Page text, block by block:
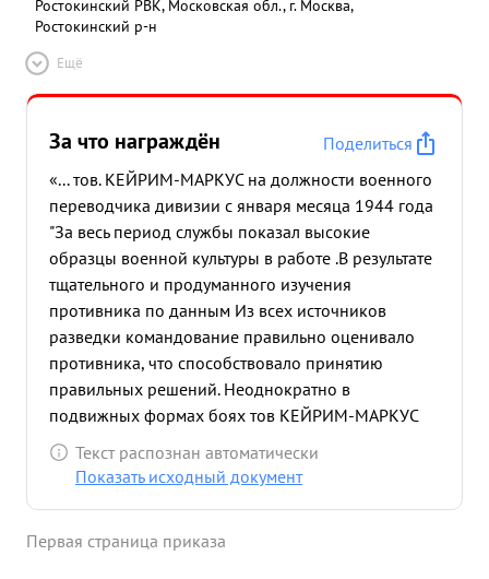
Ростокинский РВК, Московская обл., г. Москва,
Ростокинский р-н
Ещё
За что награждён
Поделиться
«... тов. КЕЙРИМ-МАРКУС на должности военного
переводчика дивизии с января месяца 1944 года
"За весь период службы показал высокие
образцы военной культуры в работе .В результате
тщательного и продуманного изучения
противника по данным Из всех источников
разведки командование правильно оценивало
противника, что способствовало принятию
правильных решений. Неоднократно в
подвижных формах боях тов КЕЙРИМ-МАРКУС
находился в боевых порядках, вовремя
производил первичный допрос пленных и
выполнял свои обязанности Оказывал помощь
Текст распознан автоматически
Показать исходный документ
Первая страница приказа